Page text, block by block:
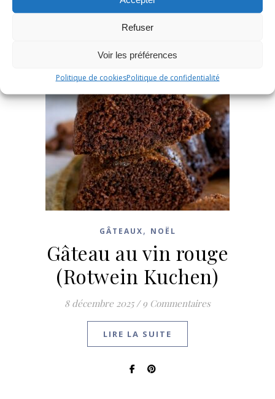
Refuser
Voir les préférences
Politique de cookiesPolitique de confidentialité
GÂTEAUX, NOËL
Gâteau au vin rouge
(Rotwein Kuchen)
8 décembre 2025 / 9 Commentaires
LIRE LA SUITE